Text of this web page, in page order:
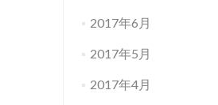
2017年6月
2017年5月
2017年4月